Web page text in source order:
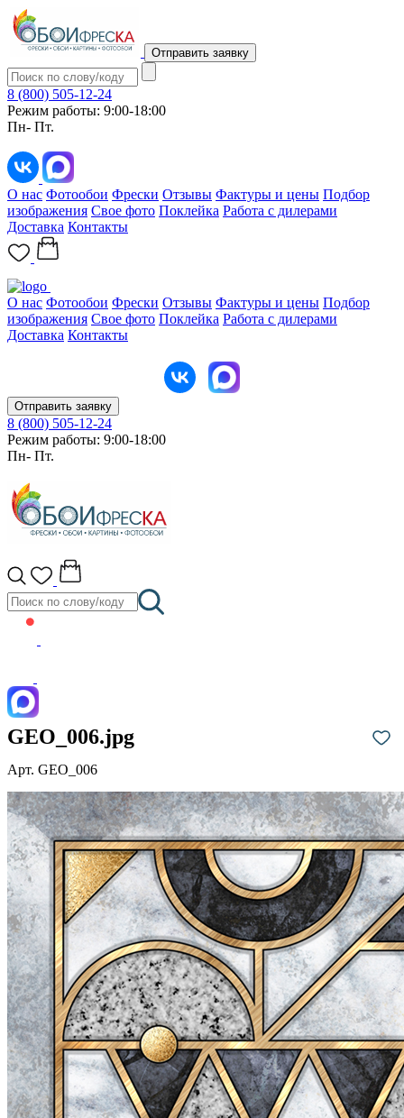
Отправить заявку
8 (800) 505-12-24
Режим работы: 9:00-18:00
Пн- Пт.
О нас Фотообои Фрески Отзывы Фактуры и цены Подбор
изображения Свое фото Поклейка Работа с дилерами
Доставка Контакты
О нас Фотообои Фрески Отзывы Фактуры и цены Подбор
изображения Свое фото Поклейка Работа с дилерами
Доставка Контакты
Отправить заявку
8 (800) 505-12-24
Режим работы: 9:00-18:00
Пн- Пт.
GEO_006.jpg
Арт. GEO_006